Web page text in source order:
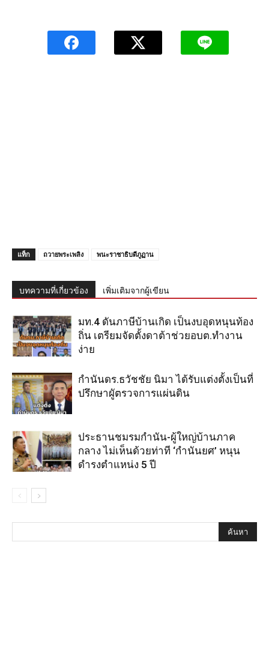
แท็ก ถวายพระเพลิง พนะราชาธิบดีภูฏาน
บทความที่เกี่ยวข้อง เพิ่มเติมจากผู้เขียน
มท.4 ดันภาษีบ้านเกิด เป็นงบอุดหนุนท้อง
ถิ่น เตรียมจัดตั้งดาต้าช่วยอบต.ทำงาน
ง่าย
กำนันดร.ธวัชชัย นิมา ได้รับแต่งตั้งเป็นที่
ปรึกษาผูัตรวจการแผ่นดิน
ประธานชมรมกำนัน-ผู้ใหญ่บ้านภาค
กลาง ไม่เห็นด้วยท่าที ‘กำนันยศ’ หนุน
ดำรงตำแหน่ง 5 ปี